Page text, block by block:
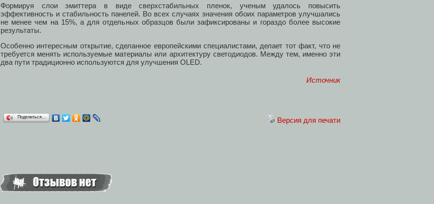
Формируя слои эмиттера в виде сверхстабильных пленок, ученым удалось повысить
эффективность и стабильность панелей. Во всех случаях значения обоих параметров улучшались
не менее чем на 15%, а для отдельных образцов были зафиксированы и гораздо более высокие
результаты.
Особенно интересным открытие, сделанное европейскими специалистами, делает тот факт, что не
требуется менять используемые материалы или архитектуру светодиодов. Между тем, именно эти
два пути традиционно используются для улучшения OLED.
Источник
Версия для печати
Поделиться…